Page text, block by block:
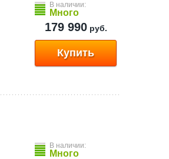
В наличии:
Много
179 990руб.
Купить
В наличии:
Много